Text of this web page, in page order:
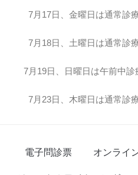
7月17日、金曜日は通常診
7月18日、土曜日は通常診
7月19日、日曜日は午前中診
7月23日、木曜日は通常診
電子問診票 オンライ